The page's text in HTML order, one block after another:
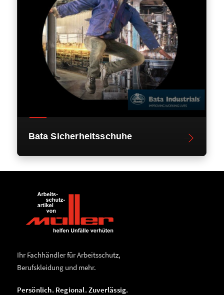
Bata Sicherheitsschuhe
Ihr Fachhändler für Arbeitsschutz,
Berufskleidung und mehr.
Persönlich. Regional. Zuverlässig.